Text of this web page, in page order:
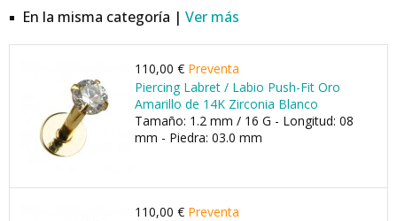
En la misma categoría | Ver más
110,00 € Preventa
Piercing Labret / Labio Push-Fit Oro
Amarillo de 14K Zirconia Blanco
Tamaño: 1.2 mm / 16 G - Longitud: 08
mm - Piedra: 03.0 mm
110,00 € Preventa